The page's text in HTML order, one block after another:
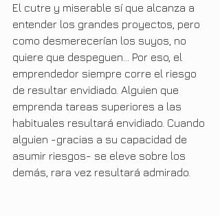
El cutre y miserable sí que alcanza a
entender los grandes proyectos, pero
como desmerecerían los suyos, no
quiere que despeguen… Por eso, el
emprendedor siempre corre el riesgo
de resultar envidiado. Alguien que
emprenda tareas superiores a las
habituales resultará envidiado. Cuando
alguien -gracias a su capacidad de
asumir riesgos- se eleve sobre los
demás, rara vez resultará admirado.